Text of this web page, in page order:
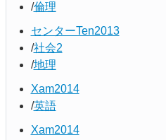
倫理
センターTen2013
社会2
地理
Xam2014
英語
Xam2014